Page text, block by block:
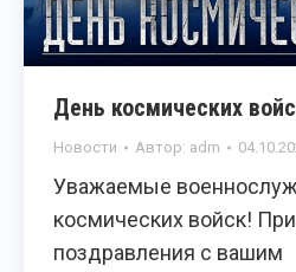
День космических
Новости Автор: adm
Уважаемые
космических войск!
поздравления с вашим